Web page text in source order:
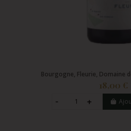
Bourgogne, Fleurie, Domaine
18,00 €